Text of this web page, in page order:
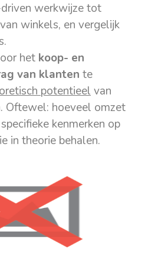
werkwijze tot
winkels, en vergelijk
het koop- en
van klanten te
potentieel van
Oftewel: hoeveel omzet
kenmerken op
in theorie behalen.